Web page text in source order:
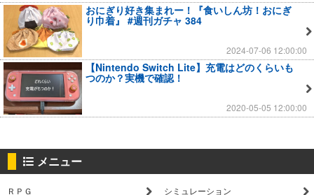
おにぎり好き集まれー！『食いしん坊！おにぎ
り巾着』 #週刊ガチャ 384
2024-07-06 12:00:00
【Nintendo Switch Lite】充電はどのくらいも
つのか？実機で確認！
2020-05-05 12:00:00
メニュー
ＲＰＧ シミュレーション